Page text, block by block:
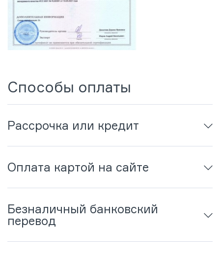
Способы оплаты
Рассрочка или кредит
Оплата картой на сайте
Безналичный банковский
перевод